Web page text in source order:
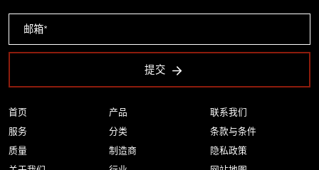
首页
服务
质量
产品
分类
制造商
联系我们
条款与条件
隐私政策
提交